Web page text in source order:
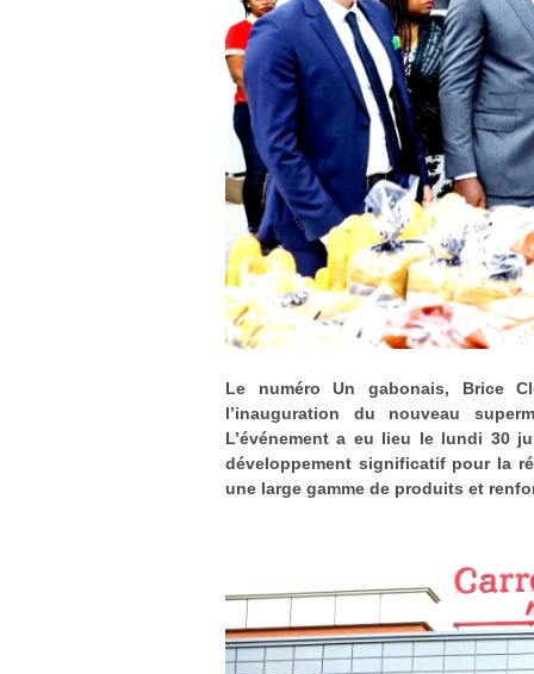
Le numéro Un gabonais, Brice
l’inauguration du nouveau
L’événement a eu lieu le lundi 30
développement significatif pour la
une large gamme de produits et